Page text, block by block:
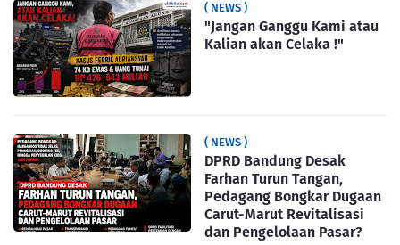
( NEWS )
"Jangan Ganggu Kami atau
Kalian akan Celaka !"
( NEWS )
DPRD Bandung Desak
Farhan Turun Tangan,
Pedagang Bongkar Dugaan
Carut-Marut Revitalisasi
dan Pengelolaan Pasar?